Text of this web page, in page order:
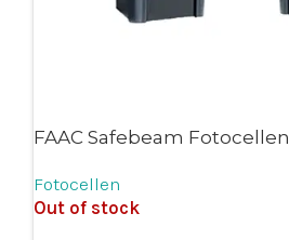
FAAC Safebeam Fotocellen
Fotocellen
Out of stock